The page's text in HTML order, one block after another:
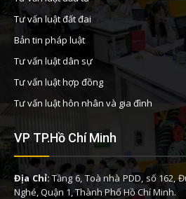
Tư vấn luật đất đai
Bản tin pháp luật
Tư vấn luật dân sự
Tư vấn luật hợp đồng
Tư vấn luật hôn nhân và gia đình
VP TP.Hồ Chí Minh
Địa Chỉ:Tầng 6, Toà nhà PDD, số 162,
Nghé, Quận 1, Thành Phố Hồ Chí Minh.